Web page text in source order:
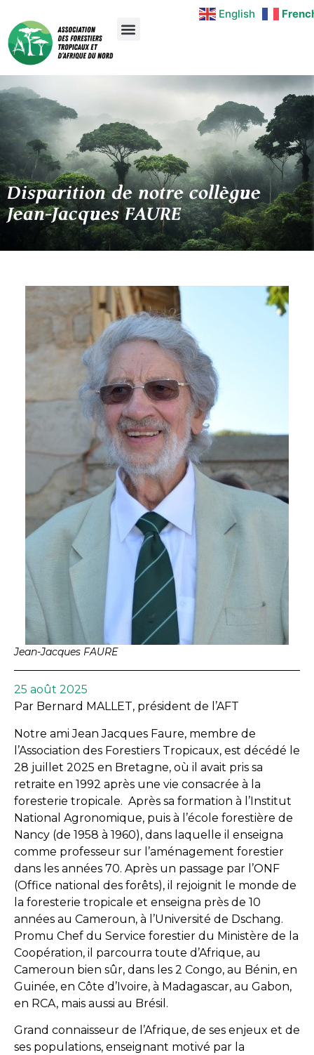
Disparition de notre collègue
Jean-Jacques FAURE
Jean-Jacques FAURE
25 août 2025
Par Bernard MALLET, président de l’AFT
Notre ami Jean Jacques Faure, membre de
l’Association des Forestiers Tropicaux, est décédé le
28 juillet 2025 en Bretagne, où il avait pris sa
retraite en 1992 après une vie consacrée à la
foresterie tropicale. Après sa formation à l’Institut
National Agronomique, puis à l’école forestière de
Nancy (de 1958 à 1960), dans laquelle il enseigna
comme professeur sur l’aménagement forestier
dans les années 70. Après un passage par l’ONF
(Office national des forêts), il rejoignit le monde de
la foresterie tropicale et enseigna près de 10
années au Cameroun, à l’Université de Dschang.
Promu Chef du Service forestier du Ministère de la
Coopération, il parcourra toute d’Afrique, au
Cameroun bien sûr, dans les 2 Congo, au Bénin, en
Guinée, en Côte d’Ivoire, à Madagascar, au Gabon,
en RCA, mais aussi au Brésil.
Grand connaisseur de l’Afrique, de ses enjeux et de
ses populations, enseignant motivé par la
English